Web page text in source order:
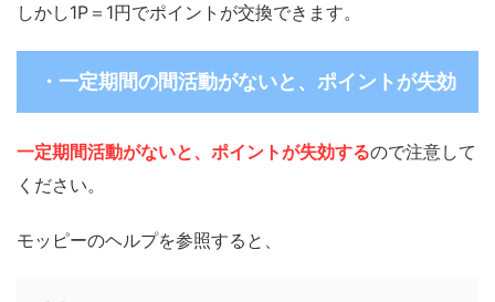
しかし1P＝1円でポイントが交換できます。
・一定期間の間活動がないと、ポイントが失効
一定期間活動がないと、ポイントが失効するので注意して
ください。
モッピーのヘルプを参照すると、